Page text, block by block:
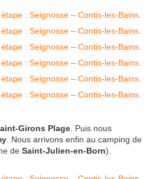
Girons Plage . Puis nous
. Nous arrivons enfin au camping de
de Saint-Julien-en-Born).